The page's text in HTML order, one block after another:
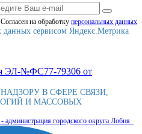
Согласен на обработку персональныx данных
данных сервисом Яндекс.Метрика
ЭЛ-№ФС77-79306 от
В СФЕРЕ СВЯЗИ,
И МАССОВЫХ
администрация городского округа Лобня